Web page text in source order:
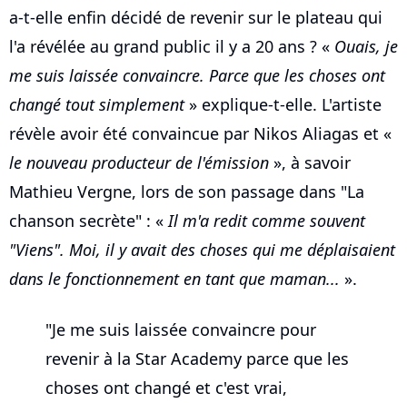
a-t-elle enfin décidé de revenir sur le plateau qui
l'a révélée au grand public il y a 20 ans ? « Ouais, je
me suis laissée convaincre. Parce que les choses ont
changé tout simplement» explique-t-elle. L'artiste
révèle avoir été convaincue par Nikos Aliagas et «
le nouveau producteur de l'émission », à savoir
Mathieu Vergne, lors de son passage dans "La
chanson secrète" : «Il m'a redit comme souvent
"Viens". Moi, il y avait des choses qui me déplaisaient
dans le fonctionnement en tant que maman... ».
"Je me suis laissée convaincre pour
revenir à la Star Academy parce que les
choses ont changé et c'est vrai,